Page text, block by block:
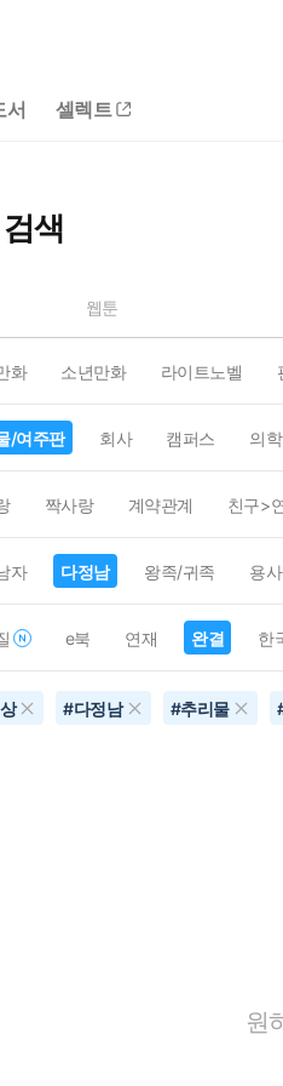
서 셀렉트
색
웹툰
화 소년만화 라이트노벨
/여주판 회사 캠퍼스 의학
짝사랑 계약관계 친구>
자 다정남 왕족/귀족 용
e북 연재 완결 한
#다정남 #추리물
원